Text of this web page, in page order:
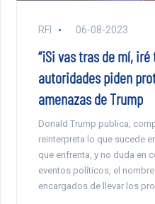
RFI 06-08-2023
“¡Si vas tras de mí,
autoridades piden
amenazas de Trump
Donald Trump publica,
reinterpreta lo que sucede
que enfrenta, y no duda en
eventos políticos, el
encargados de llevar los